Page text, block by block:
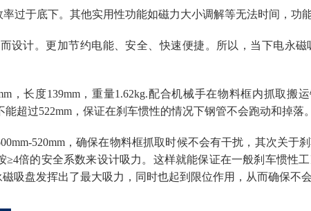
过于底下。其他实用性功能如磁力大小调解等无法时间，功
设计。更加节约电能、安全、快速便捷。所以，当下电永
，长度139mm，重量1.62kg.配合机械手在物料框内抓取
超过522mm，保证在刹车惯性的情况下钢管不会跑动和掉落。
520mm，确保在物料框抓取时候不会有干扰，其次关于
倍的安全系数来设计吸力。这样就能保证在一般刹车惯性
吸盘发挥出了最大吸力，同时也起到限位作用，从而确保不